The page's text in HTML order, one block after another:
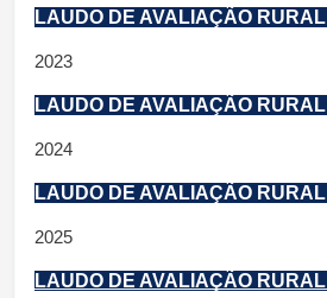
LAUDO DE AVALIAÇÃO RURAL
2023
LAUDO DE AVALIAÇÃO RURAL
2024
LAUDO DE AVALIAÇÃO RURAL
2025
LAUDO DE AVALIAÇÃO RURAL